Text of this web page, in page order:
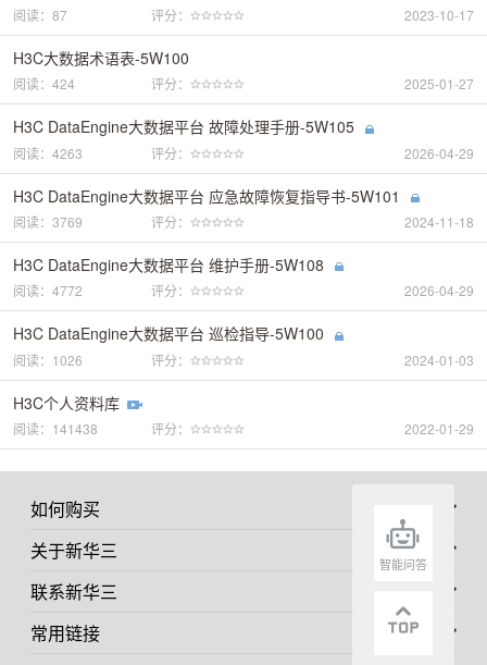
阅读：87 评分： 2023-10-17
H3C大数据术语表-5W100
阅读：424 评分： 2025-01-27
H3C DataEngine大数据平台 故障处理手册-5W105
阅读：4263 评分： 2026-04-29
H3C DataEngine大数据平台 应急故障恢复指导书-5W101
阅读：3769 评分： 2024-11-18
H3C DataEngine大数据平台 维护手册-5W108
阅读：4772 评分： 2026-04-29
H3C DataEngine大数据平台 巡检指导-5W100
阅读：1026 评分： 2024-01-03
H3C个人资料库
阅读：141438 评分： 2022-01-29
如何购买
关于新华三
联系新华三
常用链接
智能问答